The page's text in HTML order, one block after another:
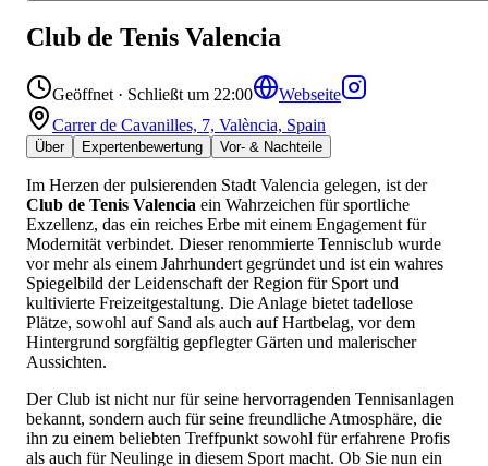
Club de Tenis Valencia
Geöffnet · Schließt um 22:00
Webseite
Carrer de Cavanilles, 7, València, Spain
Über Expertenbewertung Vor- & Nachteile
Im Herzen der pulsierenden Stadt Valencia gelegen, ist der
Club de Tenis Valencia ein Wahrzeichen für sportliche
Exzellenz, das ein reiches Erbe mit einem Engagement für
Modernität verbindet. Dieser renommierte Tennisclub wurde
vor mehr als einem Jahrhundert gegründet und ist ein wahres
Spiegelbild der Leidenschaft der Region für Sport und
kultivierte Freizeitgestaltung. Die Anlage bietet tadellose
Plätze, sowohl auf Sand als auch auf Hartbelag, vor dem
Hintergrund sorgfältig gepflegter Gärten und malerischer
Aussichten.
Der Club ist nicht nur für seine hervorragenden Tennisanlagen
bekannt, sondern auch für seine freundliche Atmosphäre, die
ihn zu einem beliebten Treffpunkt sowohl für erfahrene Profis
als auch für Neulinge in diesem Sport macht. Ob Sie nun ein